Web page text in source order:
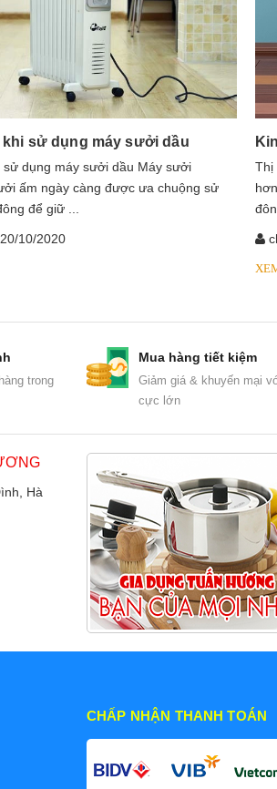
sử dụng máy sưởi dầu
sử dụng máy sưởi dầu Máy sưởi
ấm ngày càng được ưa chuộng sử
để giữ ...
20/10/2020
Thị
trong
Mua hàng tiết kiệm
Giảm giá & khuyến mại
cực lớn
Hà
CHẤP NHẬN THANH TOÁN